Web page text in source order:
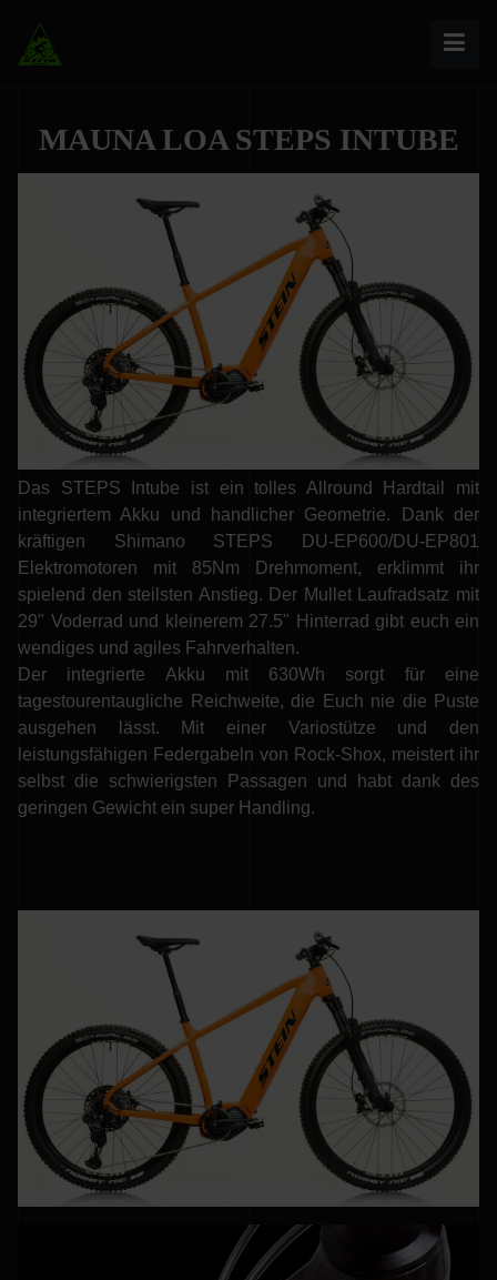
MAUNA LOA STEPS INTUBE
Das STEPS Intube ist ein tolles Allround Hardtail mit
integriertem Akku und handlicher Geometrie. Dank der
kräftigen Shimano STEPS DU-EP600/DU-EP801
Elektromotoren mit 85Nm Drehmoment, erklimmt ihr
spielend den steilsten Anstieg. Der Mullet Laufradsatz mit
29" Voderrad und kleinerem 27.5" Hinterrad gibt euch ein
wendiges und agiles Fahrverhalten.
Der integrierte Akku mit 630Wh sorgt für eine
tagestourentaugliche Reichweite, die Euch nie die Puste
ausgehen lässt. Mit einer Variostütze und den
leistungsfähigen Federgabeln von Rock-Shox, meistert ihr
selbst die schwierigsten Passagen und habt dank des
geringen Gewicht ein super Handling.